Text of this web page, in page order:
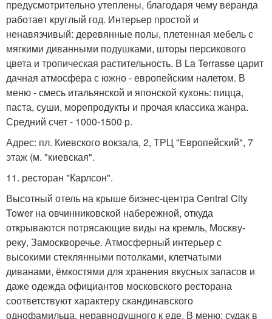
предусмотрительно утеплены, благодаря чему веранда
работаeт круглый год. Интерьер простой и
ненавязчивый: деревянные полы, плетенная мебель с
мягкими диванными подушками, шторы персикового
цвета и тропическая растительность. В La Terrasse царит
дачная атмосфера с южно - европейским налетом. В
меню - смесь итальянской и японской кухонь: пицца,
паста, суши, морепродукты и прочая классика жанра.
Средний счет - 1000-1500 р.
Адрес: пл. Киевского вокзала, 2, ТРЦ "Европейский", 7
этаж (м. "киевская".
11. ресторан "Карлсон".
Высотный отель на крыше бизнес-центра Central City
Tower на овчинниковской набережной, откуда
открываются потрясающие виды на кремль, Москву-
реку, Замоскворечье. Атмосферный интерьер с
высокими стеклянными потолками, клетчатыми
диванами, ёмкостями для хранения вкусных запасов и
даже одежда официантов московского ресторана
соответствуют характеру скандинавского
однофамильца, неравнодушного к еде. В меню: судак в